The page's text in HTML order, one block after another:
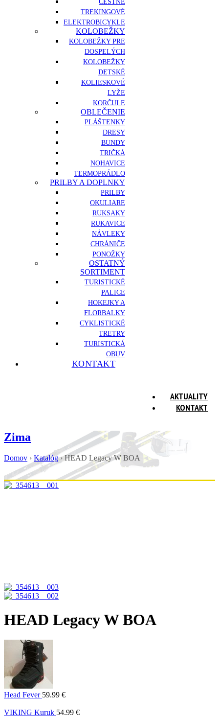
CESTNÉ
TREKINGOVÉ
ELEKTROBICYKLE
KOLOBEŽKY
KOLOBEŽKY PRE
DOSPELÝCH
KOLOBEŽKY
DETSKÉ
KOLIESKOVÉ
LYŽE
KORČULE
OBLEČENIE
PLÁŠTENKY
DRESY
BUNDY
TRIČKÁ
NOHAVICE
TERMOPRÁDLO
PRILBY A DOPLNKY
PRILBY
OKULIARE
RUKSAKY
RUKAVICE
NÁVLEKY
CHRÁNIČE
PONOŽKY
OSTATNÝ
SORTIMENT
TURISTICKÉ
PALICE
HOKEJKY A
FLORBALKY
CYKLISTICKÉ
TRETRY
TURISTICKÁ
OBUV
KONTAKT
AKTUALITY
KONTAKT
Zima
Domov › Katalóg›HEAD Legacy W BOA
HEAD Legacy W BOA
Head Fever 59.99 €
VIKING Kuruk 54.99 €